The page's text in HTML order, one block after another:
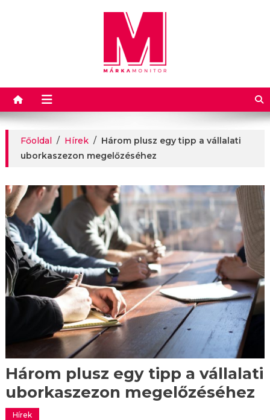
Márkamonitor
Főoldal / Hírek / Három plusz egy tipp a vállalati
uborkaszezon megelőzéséhez
Három plusz egy tipp a vállalati
uborkaszezon megelőzéséhez
Hírek